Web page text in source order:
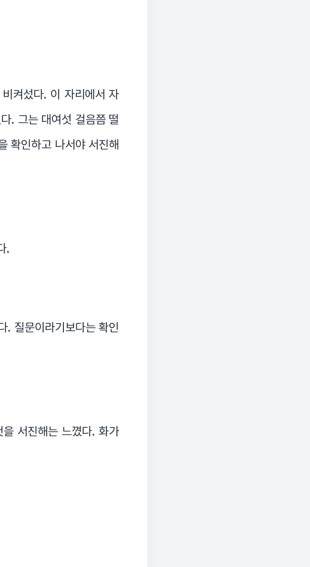
켜섰다. 이 자리에서 자
. 그는 대여섯 걸음쯤 떨
확인하고 나서야 서진해
.
. 질문이라기보다는 확인
서진해는 느꼈다. 화가